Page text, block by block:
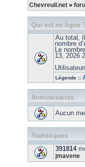
Chevreuil.net »
Qui est en ligne
Au total,
nombre
Le
13, 2026
Légende ::
Anniversaires
Aucun
Statistiques
391814
jmavene